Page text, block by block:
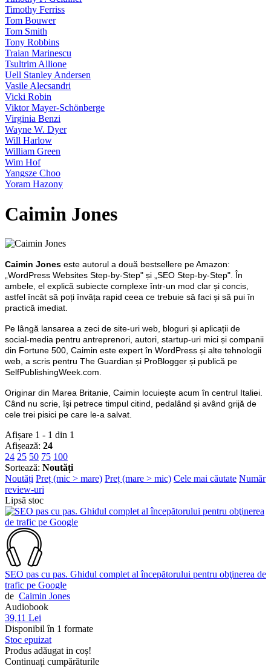
Timothy Ferriss
Tom Bouwer
Tom Smith
Tony Robbins
Traian Marinescu
Tsultrim Allione
Uell Stanley Andersen
Vasile Alecsandri
Vicki Robin
Viktor Mayer-Schönberge
Virginia Benzi
Wayne W. Dyer
Will Harlow
William Green
Wim Hof
Yangsze Choo
Yoram Hazony
Caimin Jones
Caimin Jones este autorul a două bestsellere pe Amazon:
„WordPress Websites Step-by-Step" și „SEO Step-by-Step". În
ambele, el explică subiecte complexe într-un mod clar și concis,
astfel încât să poți învăța rapid ceea ce trebuie să faci și să pui în
practică imediat.
Pe lângă lansarea a zeci de site-uri web, bloguri și aplicații de
social-media pentru antreprenori, autori, startup-uri mici și companii
din Fortune 500, Caimin este expert în WordPress și alte tehnologii
web, a scris pentru The Guardian și ProBlogger și publică pe
SelfPublishingWeek.com.
Originar din Marea Britanie, Caimin locuiește acum în centrul Italiei.
Când nu scrie, își petrece timpul citind, pedalând și având grijă de
cele trei pisici pe care le-a salvat.
Afișare 1 - 1 din 1
Afișează: 24
24 25 50 75 100
Sortează: Noutăți
Noutăți Preț (mic > mare) Preț (mare > mic) Cele mai căutate Număr
review-uri
Lipsă stoc
SEO pas cu pas. Ghidul complet al începătorului pentru obţinerea de
trafic pe Google
de Caimin Jones
Audiobook
39,11 Lei
Disponibil în 1 formate
Stoc epuizat
Produs adăugat in coș!
Continuați cumpărăturile